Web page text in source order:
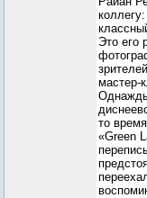
Это его
мастер-
то
«Green